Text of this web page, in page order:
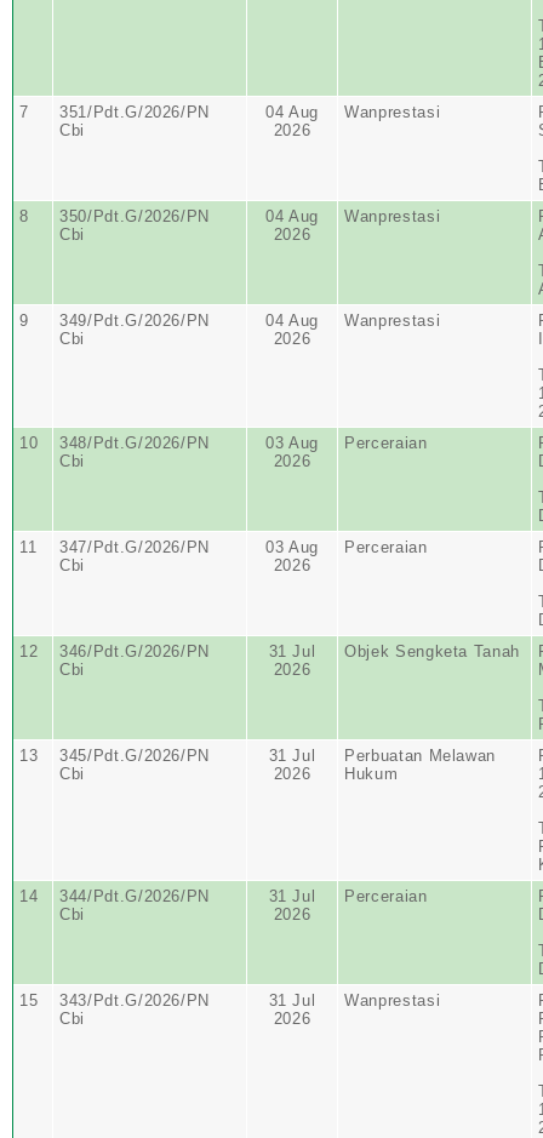
7
351/Pdt.G/2026/PN
Cbi
04 Aug
2026
Wanprestasi
8
350/Pdt.G/2026/PN
Cbi
04 Aug
2026
Wanprestasi
9
349/Pdt.G/2026/PN
Cbi
04 Aug
2026
Wanprestasi
10
348/Pdt.G/2026/PN
Cbi
03 Aug
2026
Perceraian
11
347/Pdt.G/2026/PN
Cbi
03 Aug
2026
Perceraian
12
346/Pdt.G/2026/PN
Cbi
31 Jul
2026
Objek Sengketa Tanah
13
345/Pdt.G/2026/PN
Cbi
31 Jul
2026
Perbuatan Melawan
Hukum
14
344/Pdt.G/2026/PN
Cbi
31 Jul
2026
Perceraian
15
343/Pdt.G/2026/PN
Cbi
31 Jul
2026
Wanprestasi